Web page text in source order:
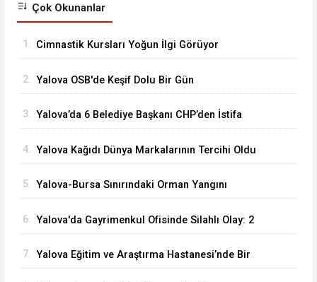
Çok Okunanlar
1. Cimnastik Kursları Yoğun İlgi Görüyor
2. Yalova OSB'de Keşif Dolu Bir Gün
3. Yalova’da 6 Belediye Başkanı CHP’den İstifa
4. Yalova Kağıdı Dünya Markalarının Tercihi Oldu
5. Yalova-Bursa Sınırındaki Orman Yangını
6. Yalova'da Gayrimenkul Ofisinde Silahlı Olay: 2
7. Yalova Eğitim ve Araştırma Hastanesi’nde Bir